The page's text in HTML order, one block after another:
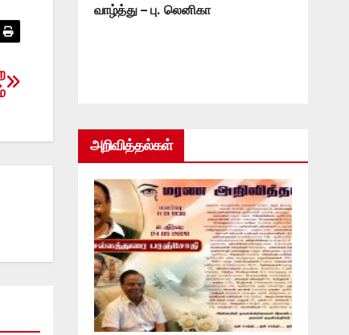
வாழ்த்து – பு. லெனிகா
அறிவித்தல்கள்